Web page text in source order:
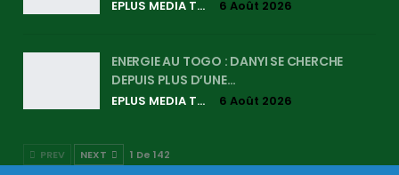
EPLUS MEDIA TV 6 Août 2026
ENERGIE AU TOGO : DANYI SE CHERCHE
DEPUIS PLUS D’UNE…
EPLUS MEDIA TV 6 Août 2026
PREV NEXT 1 De 142